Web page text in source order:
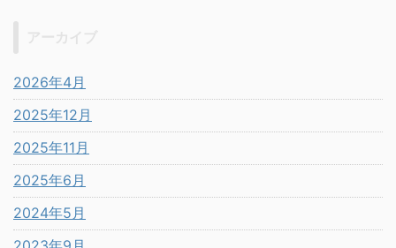
2026年4月
2025年12月
2025年11月
2025年6月
2024年5月